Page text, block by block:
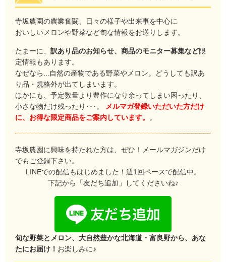
寺坂農園の農業奮闘、日々の様子や出来事を中心に
おいしいメロンや野菜など旬な情報をお送りします。
たまーに、 訳あり品のお知らせ、商品のモニター募集など限
定情報もあります。
なぜなら...自然の産物である野菜やメロン。どうしても訳あ
り品・規格外が出てしまいます。
ほかにも、予定数量より豊作になり余ってしまい困ったり、
小さな物だけ残ったり･･･。
メルマガ登録いただいた方だけ
に、お得な限定商品をご案内しています。
。
寺坂農園に興味を持たれた方は、ぜひ！メールマガジンだけ
でもご登録下さい。
LINEでの配信もはじめました！週1回ペースで配信中。
下記から「友だち追加」してくださいね♪
旬な野菜とメロン、大自然豊かな北海道・富良野から、あな
たにお届け！ お楽しみに♪